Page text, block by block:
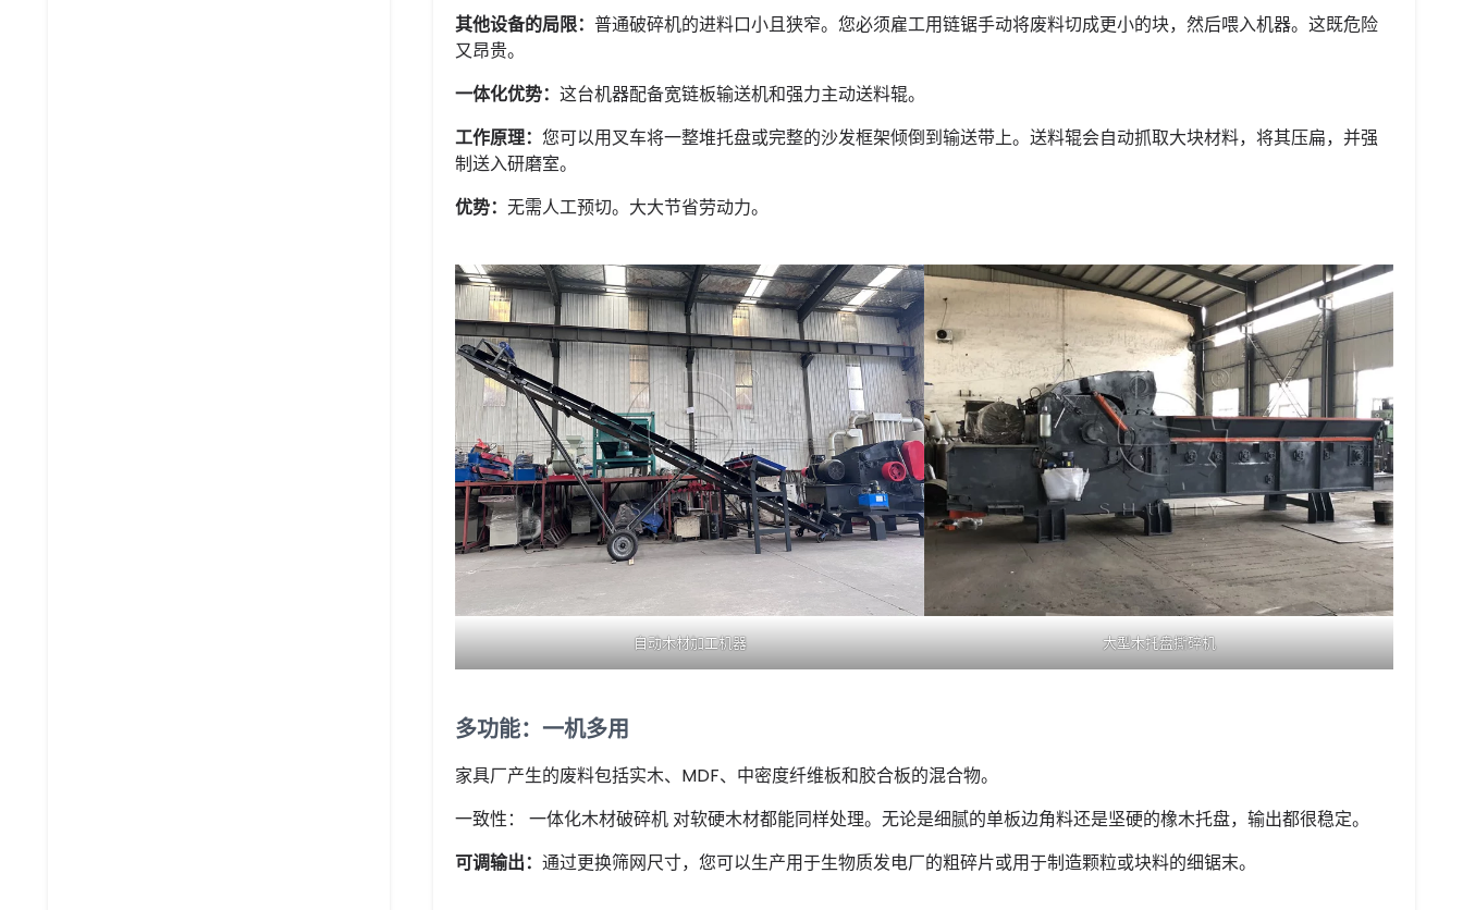
其他设备的局限： 普通破碎机的进料口小且狭窄。您必须雇工用链锯手动将废料切成更小的块，然后喂入机器。这既危险
又昂贵。
一体化优势： 这台机器配备宽链板输送机和强力主动送料辊。
工作原理： 您可以用叉车将一整堆托盘或完整的沙发框架倾倒到输送带上。送料辊会自动抓取大块材料，将其压扁，并强
制送入研磨室。
优势： 无需人工预切。大大节省劳动力。
自动木材加工机器 大型木托盘撕碎机
多功能：一机多用
家具厂产生的废料包括实木、MDF、中密度纤维板和胶合板的混合物。
一致性： 一体化木材破碎机 对软硬木材都能同样处理。无论是细腻的单板边角料还是坚硬的橡木托盘，输出都很稳定。
可调输出： 通过更换筛网尺寸，您可以生产用于生物质发电厂的粗碎片或用于制造颗粒或块料的细锯末。